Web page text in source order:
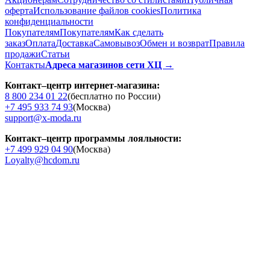
офертаИспользование файлов cookiesПолитика
конфиденциальности
ПокупателямПокупателямКак сделать
заказОплатаДоставкаCамовывозОбмен и возвратПравила
продажиСтатьи
КонтактыАдреса магазинов сети ХЦ →
Контакт–центр интернет-магазина:
8 800 234 01 22(бесплатно по России)
+7 495 933 74 93(Москва)
support@x-moda.ru
Контакт–центр программы лояльности:
+7 499 929 04 90(Москва)
Loyalty@hcdom.ru